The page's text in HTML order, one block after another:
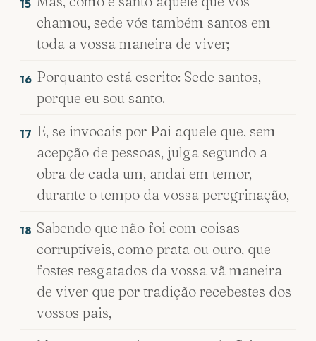
15
chamou, sede vós também santos em
toda a vossa maneira de viver;
16 Porquanto está escrito: Sede santos,
porque eu sou santo.
17 E, se invocais por Pai aquele que, sem
acepção de pessoas, julga segundo a
obra de cada um, andai em temor,
durante o tempo da vossa peregrinação,
18 Sabendo que não foi com coisas
corruptíveis, como prata ou ouro, que
fostes resgatados da vossa vã maneira
de viver que por tradição recebestes dos
vossos pais,